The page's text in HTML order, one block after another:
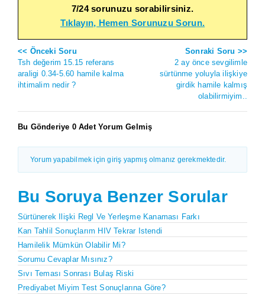
7/24 sorunuzu sorabilirsiniz.
Tıklayın, Hemen Sorunuzu Sorun.
<< Önceki Soru
Tsh değerim 15.15 referans
araligi 0.34-5.60 hamile kalma
ihtimalim nedir ?
Sonraki Soru >>
2 ay önce sevgilimle
sürtünme yoluyla ilişkiye
girdik hamile kalmış
olabilirmiyim..
Bu Gönderiye 0 Adet Yorum Gelmiş
Yorum yapabilmek için giriş yapmış olmanız gerekmektedir.
Bu Soruya Benzer Sorular
Sürtünerek Ilişki Regl Ve Yerleşme Kanaması Farkı
Kan Tahlil Sonuçlarım HIV Tekrar Istendi
Hamilelik Mümkün Olabilir Mi?
Sorumu Cevaplar Mısınız?
Sıvı Teması Sonrası Bulaş Riski
Prediyabet Miyim Test Sonuçlarına Göre?